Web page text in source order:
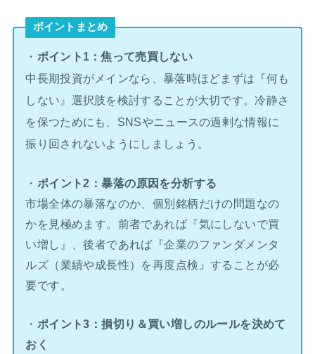
ポイントまとめ
・ ポイント1：焦って売買しない
中長期投資がメインなら、暴落時ほどまずは『何も
しない』選択肢を検討することが大切です。冷静さ
を保つためにも、SNSやニュースの過剰な情報に
振り回されないようにしましょう。
・ ポイント2：暴落の原因を分析する
市場全体の暴落なのか、個別銘柄だけの問題なの
かを見極めます。前者であれば『気にしないで買
い増し』、後者であれば『企業のファンダメンタ
ルズ（業績や成長性）を再度点検』することが必
要です。
・ ポイント3：損切り＆買い増しのルールを決めて
おく